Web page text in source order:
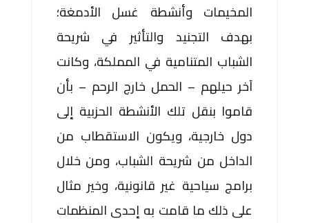
المخيمات وأنشطة غسل الأدمغة؛
بهدف التجنيد والتأثير في شريحة
الشباب المتنامية في المملكة، وكانت
آخر حيلهم – الحمل خارج الرحم – بأن
قاموا بنقل تلك الأنشطة الحزبية إلى
دول خارجية، ويكون الاستقطاب من
الداخل من شريحة الشباب، ومن خلال
برامج سياحية غير قانونية، وخير مثال
على ذلك ما قامت به إحدى المنظمات